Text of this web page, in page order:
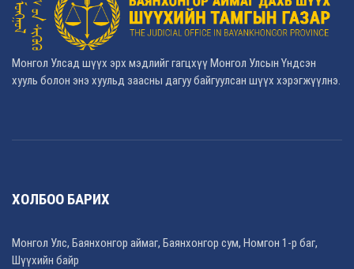
Монгол Улсад шүүх эрх мэдлийг гагцхүү Монгол Улсын Үндсэн
хууль болон энэ хуульд заасны дагуу байгуулсан шүүх хэрэгжүүлнэ.
ХОЛБОО БАРИХ
Монгол Улс, Баянхонгор аймаг, Баянхонгор сум, Номгон 1-р баг,
Шүүхийн байр